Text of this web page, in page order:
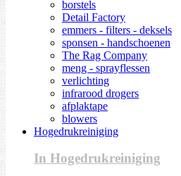
borstels
Detail Factory
emmers - filters - deksels
sponsen - handschoenen
The Rag Company
meng - sprayflessen
verlichting
infrarood drogers
afplaktape
blowers
Hogedrukreiniging
In Hogedrukreiniging